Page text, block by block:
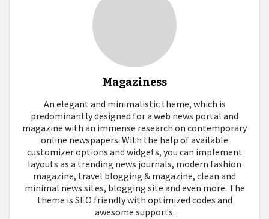
Magaziness
An elegant and minimalistic theme, which is
predominantly designed for a web news portal and
magazine with an immense research on contemporary
online newspapers. With the help of available
customizer options and widgets, you can implement
layouts as a trending news journals, modern fashion
magazine, travel blogging & magazine, clean and
minimal news sites, blogging site and even more. The
theme is SEO friendly with optimized codes and
awesome supports.